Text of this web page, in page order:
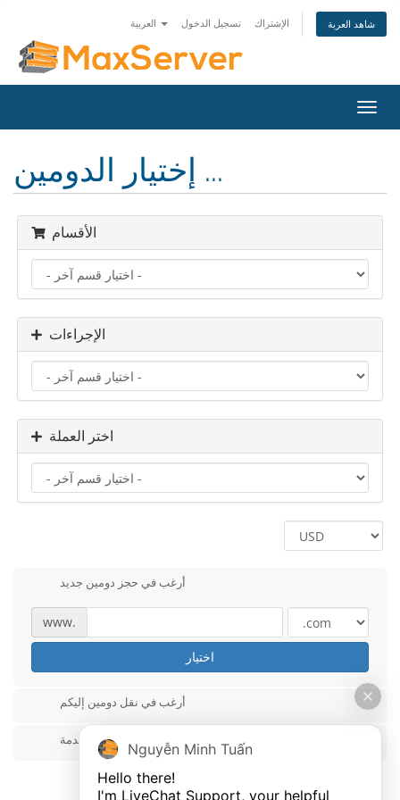
تسجيل الدخول الإشتراك شاهد العربة
تبديل
التنقل
إختيار الدومين ...
الأقسام
الإجراءات
اختر العملة
أرغب في حجز دومين جديد
www.
اختيار
أرغب في نقل دومين إليكم
أملك دومين مسبقاً وأرغب بإستخدامه لهذه الخدمة
Nguyễn Minh Tuấn
Hello there!
I'm LiveChat Support, your helpful